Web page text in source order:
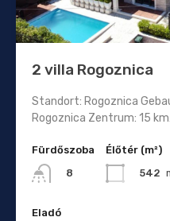
2 villa Rogoznica
Standort: Rogoznica
Rogoznica Zentrum: 15
Fürdőszoba
8
Élőtér (m²)
542
Eladó